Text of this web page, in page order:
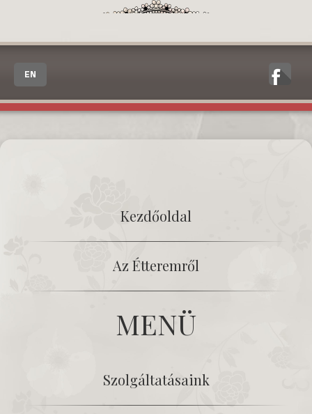
EN
Kezdőoldal
Az Étteremről
MENÜ
Szolgáltatásaink